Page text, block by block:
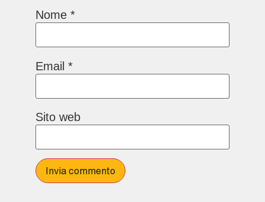
Nome *
Email *
Sito web